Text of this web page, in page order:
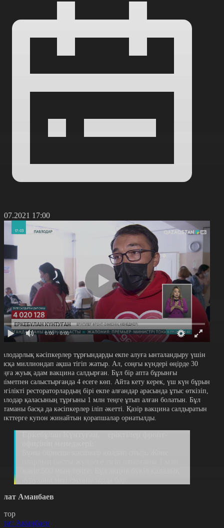
17:00
0:00 / 0:00
кәсіпкерлер тұрғындарды екпе алуға ынталандыру үшін
миллиондап ақша тігіп жатыр. Ал, соңғы күндері өңірде 30
жуық адам вакцина салдырған. Бұл бір апта бұрынғы
салыстырғанда 4 есеге көп. Айта кету керек, үш күн бұрын
рестораторлардың бірі екпе алғандар арасында ұтыс өткізіп,
қаласының тұрғыны 1 млн теңге ұтып алған болатын. Бұл
басқа да кәсіпкерлер іліп әкетті. Қазір вакцина салдыратын
купон жинайтын қорапшалар орнатылды.
Аманбаев
Аманбаев